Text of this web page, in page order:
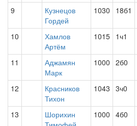
9
Кузнецов
Гордей
1030 18б1
10
Хамлов
Артём
1015 1ч1
11
Аджамян
Марк
1000 2б0
12
Красников
Тихон
1043 3ч0
13
Шорихин
1000 4б0